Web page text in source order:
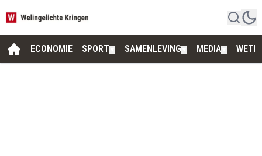
ECONOMIE SPORT SAMENLEVING MEDIA